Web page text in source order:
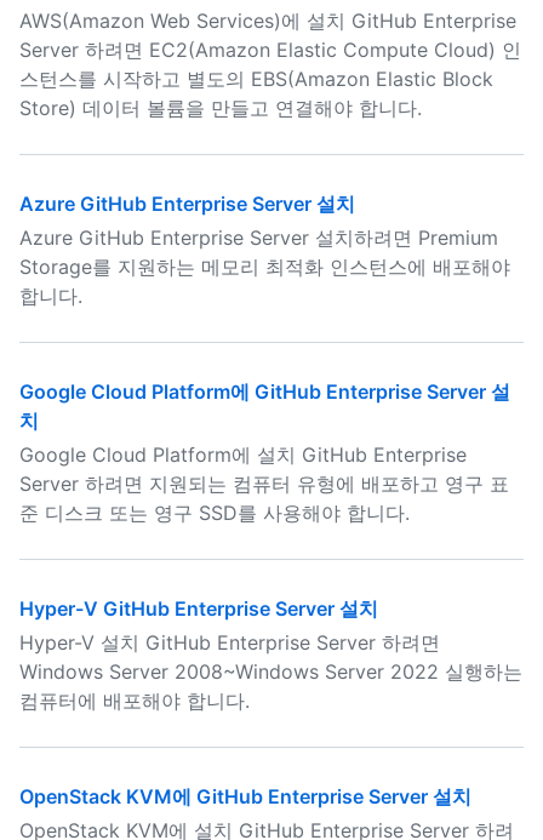
AWS(Amazon Web Services)에 설치 GitHub Enterprise
Server 하려면 EC2(Amazon Elastic Compute Cloud) 인
스턴스를 시작하고 별도의 EBS(Amazon Elastic Block
Store) 데이터 볼륨을 만들고 연결해야 합니다.
Azure GitHub Enterprise Server 설치
Azure GitHub Enterprise Server 설치하려면 Premium
Storage를 지원하는 메모리 최적화 인스턴스에 배포해야
합니다.
Google Cloud Platform에 GitHub Enterprise Server 설
치
Google Cloud Platform에 설치 GitHub Enterprise
Server 하려면 지원되는 컴퓨터 유형에 배포하고 영구 표
준 디스크 또는 영구 SSD를 사용해야 합니다.
Hyper-V GitHub Enterprise Server 설치
Hyper-V 설치 GitHub Enterprise Server 하려면
Windows Server 2008~Windows Server 2022 실행하는
컴퓨터에 배포해야 합니다.
OpenStack KVM에 GitHub Enterprise Server 설치
OpenStack KVM에 설치 GitHub Enterprise Server 하려